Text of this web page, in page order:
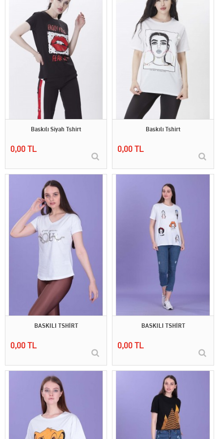
Baskılı Siyah Tshirt
0,00 TL
Baskılı Tshirt
0,00 TL
BASKILI TSHİRT
0,00 TL
BASKILI TSHİRT
0,00 TL